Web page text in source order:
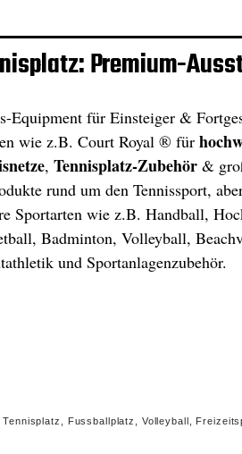
Premium-
Equipment für Einsteiger &
wie z.B. Court Royal ® für
, Tennisplatz-Zubehör&
rund um den Tennissport,
Sportarten wie z.B. Handball,
Badminton, Volleyball,
und Sportanlagenzubehör.
Fussballplatz, Volleyball,